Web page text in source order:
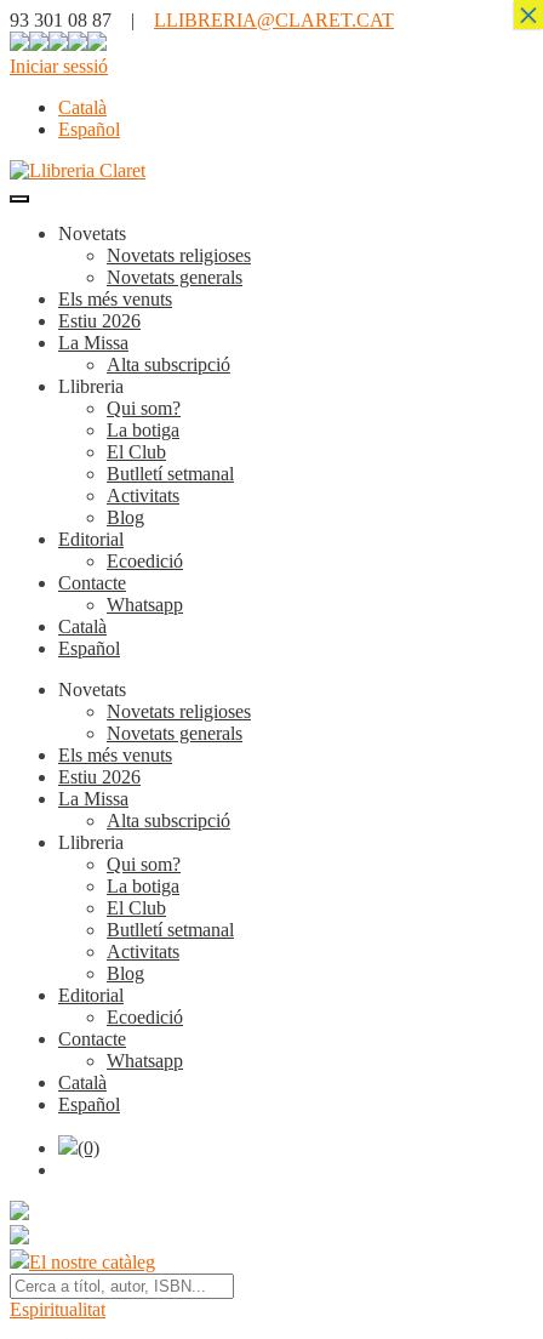
93 301 08 87 | LLIBRERIA@CLARET.CAT
Iniciar sessió
Català
Español
Novetats
Novetats religioses
Novetats generals
Els més venuts
Estiu 2026
La Missa
Alta subscripció
Llibreria
Qui som?
La botiga
El Club
Butlletí setmanal
Activitats
Blog
Editorial
Ecoedició
Contacte
Whatsapp
Català
Español
Novetats
Novetats religioses
Novetats generals
Els més venuts
Estiu 2026
La Missa
Alta subscripció
Llibreria
Qui som?
La botiga
El Club
Butlletí setmanal
Activitats
Blog
Editorial
Ecoedició
Contacte
Whatsapp
Català
Español
(0)
El nostre catàleg
Espiritualitat
×